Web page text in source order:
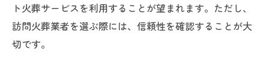
ト火葬サービスを利用することが望まれます。ただし、
訪問火葬業者を選ぶ際には、信頼性を確認することが大
切です。